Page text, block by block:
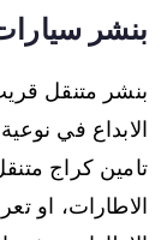
بنشر
بنشر متنقل
الابداع في
تامين كراج
الاطارات، او